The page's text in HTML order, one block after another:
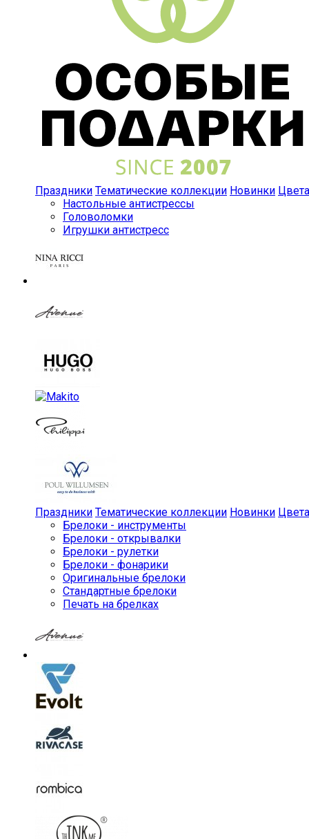
Праздники Тематические коллекции Новинки Цвета
Настольные антистрессы
Головоломки
Игрушки антистресс
Праздники Тематические коллекции Новинки Цвета
Брелоки - инструменты
Брелоки - открывалки
Брелоки - рулетки
Брелоки - фонарики
Оригинальные брелоки
Стандартные брелоки
Печать на брелках